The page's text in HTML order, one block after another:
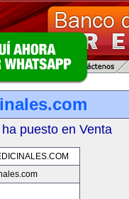
puesto en Venta